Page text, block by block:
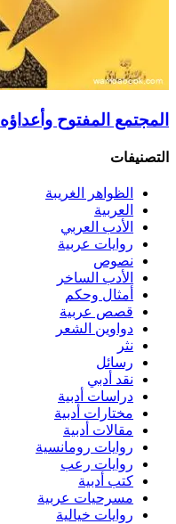
المجتمع المفتوح وأعداؤه
التصنيفات
الظواهر الغريبة‏
العربية
الأدب العربي
روايات عربية
نصوص
الأدب الساخر
أمثال وحكم
قصص عربية
دواوين الشعر
نثر
رسائل
نقد أدبي
دراسات أدبية
مختارات أدبية
مقالات أدبية
روايات رومانسية
روايات رعب
كتب أدبية
مسرحيات عربية
روايات خيالية